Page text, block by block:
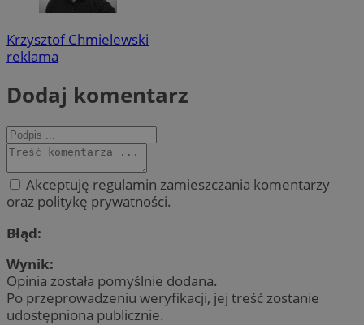
Krzysztof Chmielewski
reklama
Dodaj komentarz
Akceptuję regulamin zamieszczania komentarzy
oraz politykę prywatności.
Błąd:
Wynik:
Opinia została pomyślnie dodana.
Po przeprowadzeniu weryfikacji, jej treść zostanie
udostępniona publicznie.